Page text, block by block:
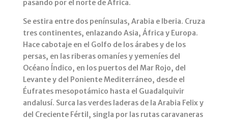
pasando por el norte de África.
Se estira entre dos penínsulas, Arabia e Iberia. Cruza
tres continentes, enlazando Asia, África y Europa.
Hace cabotaje en el Golfo de los árabes y de los
persas, en las riberas omaníes y yemeníes del
Océano Índico, en los puertos del Mar Rojo, del
Levante y del Poniente Mediterráneo, desde el
Éufrates mesopotámico hasta el Guadalquivir
andalusí. Surca las verdes laderas de la Arabia Felix y
del Creciente Fértil, singla por las rutas caravaneras